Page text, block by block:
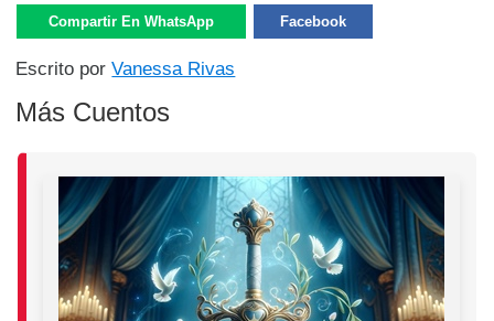
Compartir En WhatsApp Facebook
Escrito porVanessa Rivas
Más Cuentos